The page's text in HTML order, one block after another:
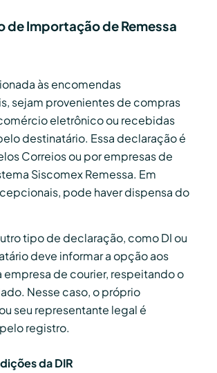
de Importação de Remessa
às encomendas
sejam provenientes de compras
eletrônico ou recebidas
destinatário. Essa declaração é
Correios ou por empresas de
Siscomex Remessa. Em
pode haver dispensa do
tipo de declaração, como DI ou
deve informar a opção aos
empresa de courier, respeitando o
Nesse caso, o próprio
seu representante legal é
registro.
da DIR